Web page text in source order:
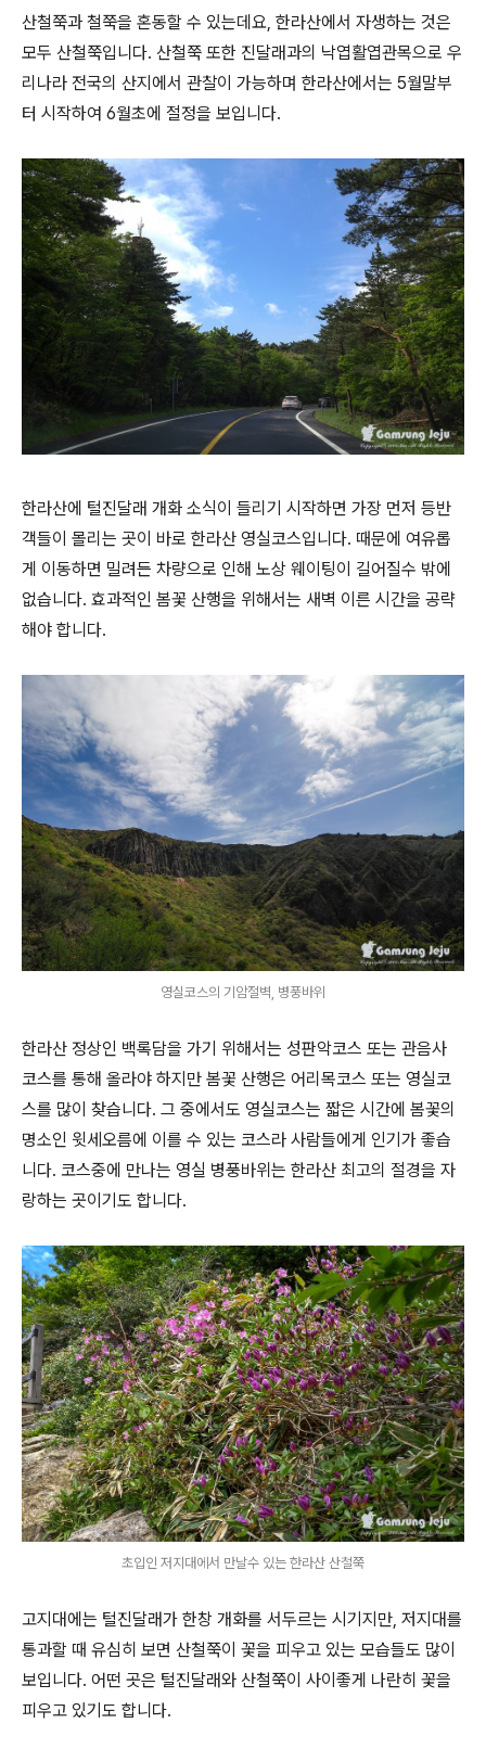
산철쭉과 철쭉을 혼동할 수 있는데요, 한라산에서 자생하는 것은
모두 산철쭉입니다. 산철쭉 또한 진달래과의 낙엽활엽관목으로 우
리나라 전국의 산지에서 관찰이 가능하며 한라산에서는 5월말부
터 시작하여 6월초에 절정을 보입니다.
한라산에 털진달래 개화 소식이 들리기 시작하면 가장 먼저 등반
객들이 몰리는 곳이 바로 한라산 영실코스입니다. 때문에 여유롭
게 이동하면 밀려든 차량으로 인해 노상 웨이팅이 길어질수 밖에
없습니다. 효과적인 봄꽃 산행을 위해서는 새벽 이른 시간을 공략
해야 합니다.
영실코스의 기암절벽, 병풍바위
한라산 정상인 백록담을 가기 위해서는 성판악코스 또는 관음사
코스를 통해 올라야 하지만 봄꽃 산행은 어리목코스 또는 영실코
스를 많이 찾습니다. 그 중에서도 영실코스는 짧은 시간에 봄꽃의
명소인 윗세오름에 이를 수 있는 코스라 사람들에게 인기가 좋습
니다. 코스중에 만나는 영실 병풍바위는 한라산 최고의 절경을 자
랑하는 곳이기도 합니다.
초입인 저지대에서 만날수 있는 한라산 산철쭉
고지대에는 털진달래가 한창 개화를 서두르는 시기지만, 저지대를
통과할 때 유심히 보면 산철쭉이 꽃을 피우고 있는 모습들도 많이
보입니다. 어떤 곳은 털진달래와 산철쭉이 사이좋게 나란히 꽃을
피우고 있기도 합니다.